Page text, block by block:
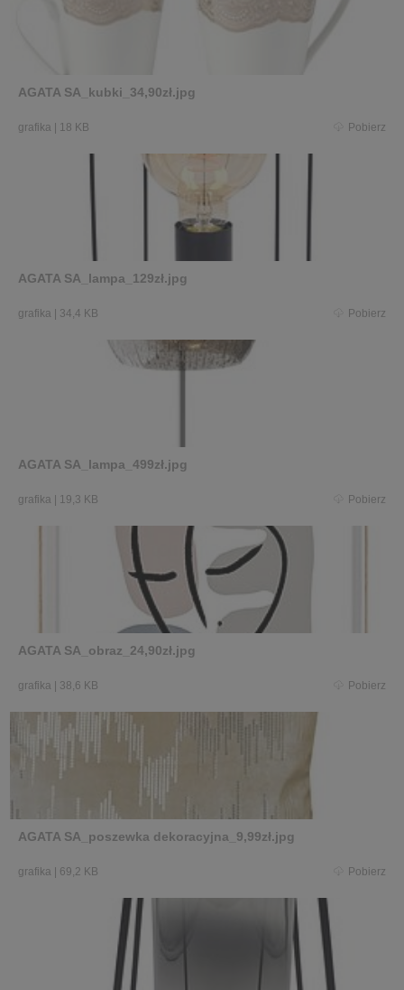
AGATA SA_kubki_34,90zł.jpg
grafika | 18 KB Pobierz
AGATA SA_lampa_129zł.jpg
grafika | 34,4 KB Pobierz
AGATA SA_lampa_499zł.jpg
grafika | 19,3 KB Pobierz
AGATA SA_obraz_24,90zł.jpg
grafika | 38,6 KB Pobierz
AGATA SA_poszewka dekoracyjna_9,99zł.jpg
grafika | 69,2 KB Pobierz